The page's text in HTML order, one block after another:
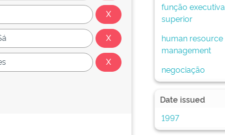
função executiva
superior
human resource
management
negociação
Date issued
1997